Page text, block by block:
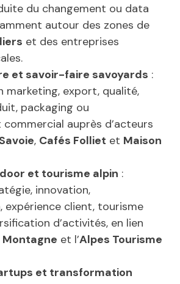
du changement ou data
autour des zones de
et des entreprises
et savoir-faire savoyards :
marketing, export, qualité,
packaging ou
auprès d’acteurs
, Cafés Folliet et Maison
et tourisme alpin :
innovation,
expérience client, tourisme
d’activités, en lien
et l’Alpes Tourisme
et transformation